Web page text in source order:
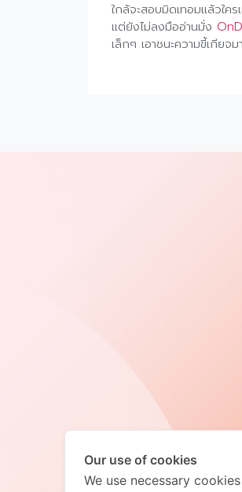
ใกล้จะสอบมิดเทอมแล้วใค
แต่ยังไม่ลงมืออ่านมั่ง
เล็กๆ เอาชนะความขี้เกียจม
Our use of cookies
We use necessary